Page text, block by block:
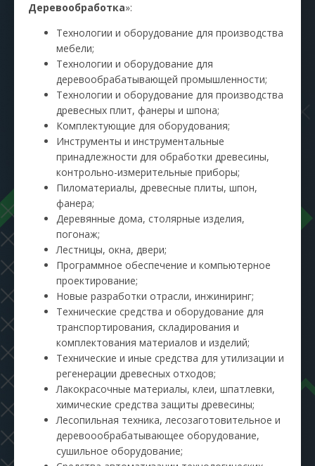
Деревообработка»:
Технологии и оборудование для производства
мебели;
Технологии и оборудование для
деревообрабатывающей промышленности;
Технологии и оборудование для производства
древесных плит, фанеры и шпона;
Комплектующие для оборудования;
Инструменты и инструментальные
принадлежности для обработки древесины,
контрольно-измерительные приборы;
Пиломатериалы, древесные плиты, шпон,
фанера;
Деревянные дома, столярные изделия,
погонаж;
Лестницы, окна, двери;
Программное обеспечение и компьютерное
проектирование;
Новые разработки отрасли, инжиниринг;
Технические средства и оборудование для
транспортирования, складирования и
комплектования материалов и изделий;
Технические и иные средства для утилизации и
регенерации древесных отходов;
Лакокрасочные материалы, клеи, шпатлевки,
химические средства защиты древесины;
Лесопильная техника, лесозаготовительное и
деревоообрабатывающее оборудование,
сушильное оборудование;